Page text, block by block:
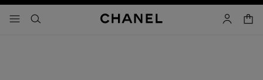
- navegación principal
buscar cuenta